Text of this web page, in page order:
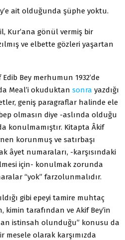
ait olduğunda şüphe yoktu.
Kur’ana gönül vermiş bir
ve elbette gözleri yaşartan
Bey merhumun 1932’de
Meal’i okuduktan sonra yazdığı
geniş paragraflar halinde ele
olmasın diye -aslında olduğu
konulmamıştır. Kitapta Âkif
korunmuş ve satırbaşı
âyet numaraları, -karşısındaki
için- konulmak zorunda
“yok” farzolunmalıdır.
gibi epeyi tamire muhtaç
tarafından ve Akif Bey’in
istinsah olunduğu” konusu da
mesele olarak karşımızda